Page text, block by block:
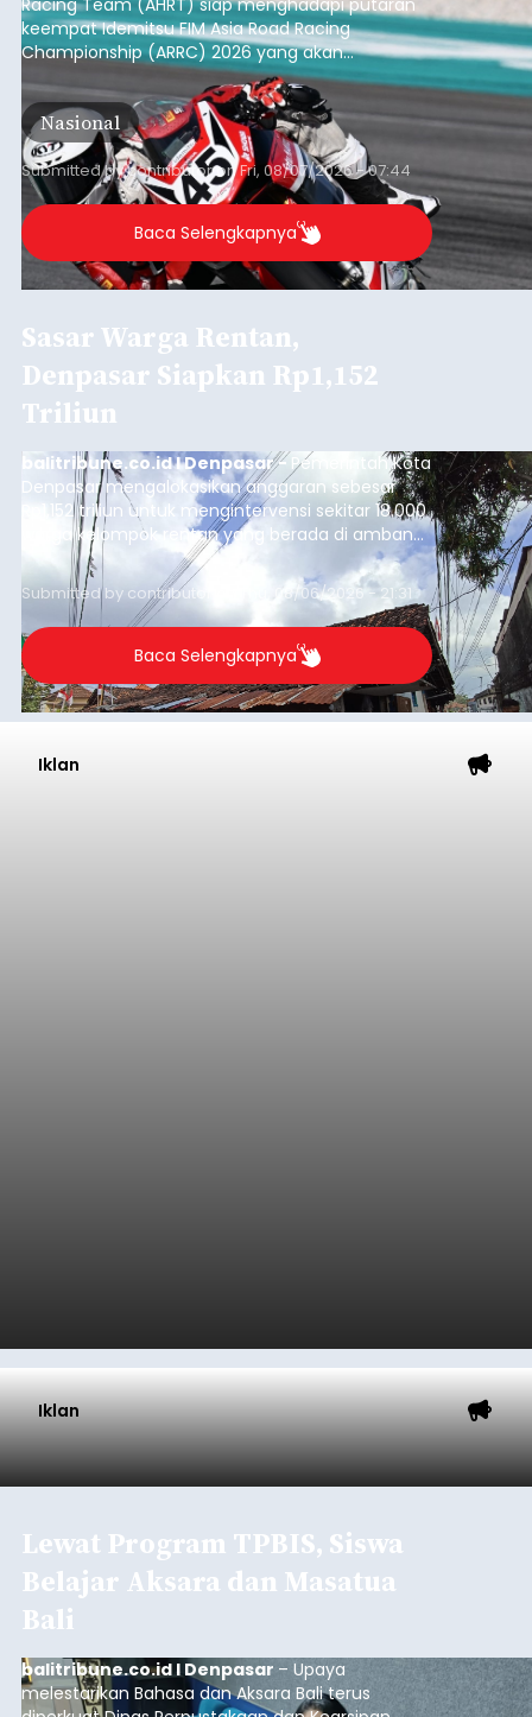
Triliun
balitribune.co.id I Denpasar -Pemerintah Kota
Denpasar mengalokasikan anggaran sebesar
Rp1,152 triliun untuk mengintervensi sekitar 18.000
warga kelompok rentan yang berada di ambang
guna menjaga masyarakat yang berada pada
kelompok desil 5 dan 6 tersebut agar tidak
merosot ke kategori miskin.
Submitted bycontributoron Thu, 08/06/2026 - 21:31